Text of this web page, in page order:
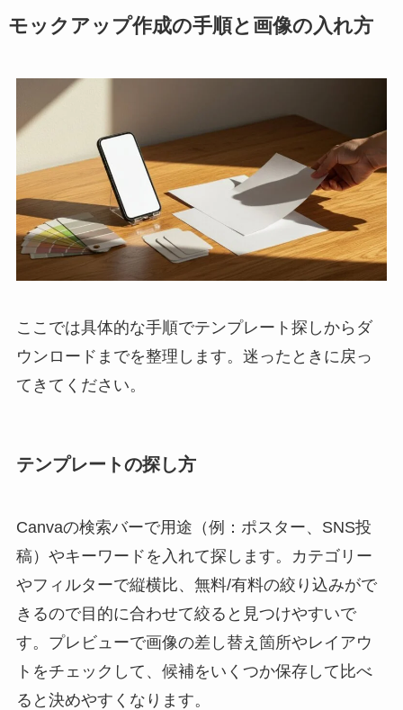
モックアップ作成の手順と画像の入れ方
ここでは具体的な手順でテンプレート探しからダ
ウンロードまでを整理します。迷ったときに戻っ
てきてください。
テンプレートの探し方
Canvaの検索バーで用途（例：ポスター、SNS投
稿）やキーワードを入れて探します。カテゴリー
やフィルターで縦横比、無料/有料の絞り込みがで
きるので目的に合わせて絞ると見つけやすいで
す。プレビューで画像の差し替え箇所やレイアウ
トをチェックして、候補をいくつか保存して比べ
ると決めやすくなります。